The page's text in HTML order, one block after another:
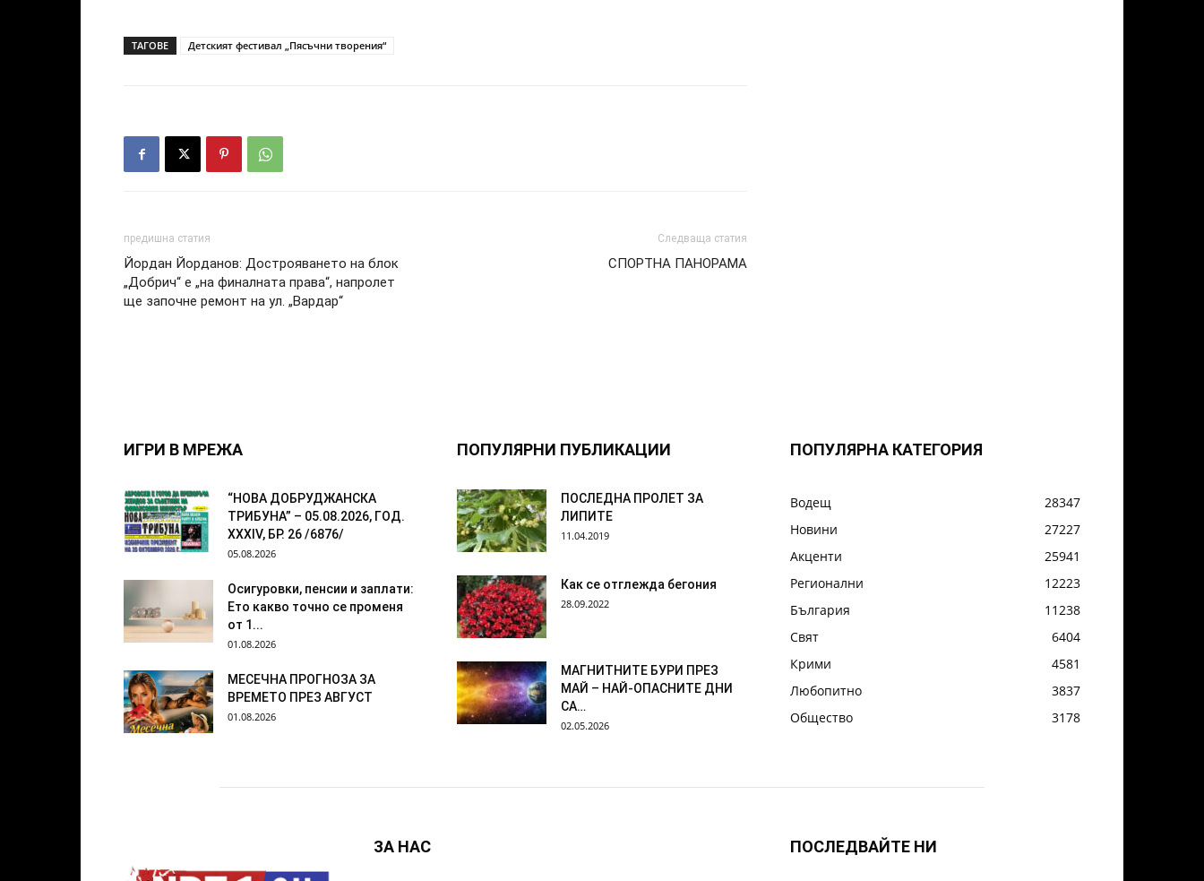
ТАГОВЕ Детският фестивал „Пясъчни творения“
предишна статия
Йордан Йорданов: Дострояването на блок
„Добрич“ е „на финалната права“, напролет
ще започне ремонт на ул. „Вардар“
Следваща статия
СПОРТНА ПАНОРАМА
ИГРИ В МРЕЖА
“НОВА ДОБРУДЖАНСКА
ТРИБУНА” – 05.08.2026, ГОД.
XXХIV, БР. 26 /6876/
05.08.2026
Осигуровки, пенсии и заплати:
Ето какво точно се променя
от 1...
01.08.2026
МЕСЕЧНА ПРОГНОЗА ЗА
ВРЕМЕТО ПРЕЗ АВГУСТ
01.08.2026
ПОПУЛЯРНИ ПУБЛИКАЦИИ
ПОСЛЕДНА ПРОЛЕТ ЗА
ЛИПИТЕ
11.04.2019
Как се отглежда бегония
28.09.2022
МАГНИТНИТЕ БУРИ ПРЕЗ
МАЙ – НАЙ-ОПАСНИТЕ ДНИ
СА…
02.05.2026
ПОПУЛЯРНА КАТЕГОРИЯ
Водещ
28347
Новини
27227
Акценти
25941
Регионални
12223
България
11238
Свят
6404
Крими
4581
Любопитно
3837
Общество
3178
ЗА НАС ПОСЛЕДВАЙТЕ НИ